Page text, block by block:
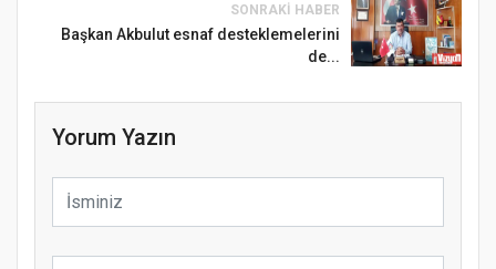
SONRAKI HABER
Başkan Akbulut esnaf desteklemelerini
de...
Yorum Yazın